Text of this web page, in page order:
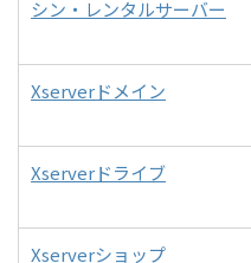
シン・レンタルサーバー
Xserverドメイン
Xserverドライブ
Xserverショップ